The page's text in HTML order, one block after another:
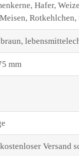
Hafer,
Rotkehlchen,
mm
Versand